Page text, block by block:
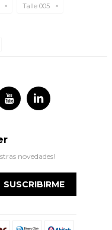
Talle 005
 
novedades!
SUSCRIBIRME